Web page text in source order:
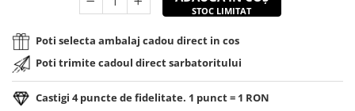
STOC LIMITAT
Poti selecta ambalaj cadou direct in cos
Poti trimite cadoul direct sarbatoritului
Castigi 4puncte de fidelitate. 1 punct = 1 RON